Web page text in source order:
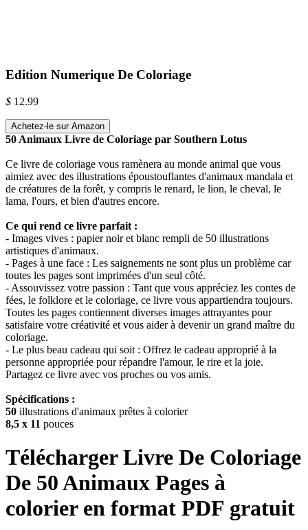
Edition Numerique De Coloriage
$ 12.99
Achetez-le sur Amazon
50 Animaux Livre de Coloriage par Southern Lotus
Ce livre de coloriage vous ramènera au monde animal que vous
aimiez avec des illustrations époustouflantes d'animaux mandala et
de créatures de la forêt, y compris le renard, le lion, le cheval, le
lama, l'ours, et bien d'autres encore.
Ce qui rend ce livre parfait :
- Images vives : papier noir et blanc rempli de 50 illustrations
artistiques d'animaux.
- Pages à une face : Les saignements ne sont plus un problème car
toutes les pages sont imprimées d'un seul côté.
- Assouvissez votre passion : Tant que vous appréciez les contes de
fées, le folklore et le coloriage, ce livre vous appartiendra toujours.
Toutes les pages contiennent diverses images attrayantes pour
satisfaire votre créativité et vous aider à devenir un grand maître du
coloriage.
- Le plus beau cadeau qui soit : Offrez le cadeau approprié à la
personne appropriée pour répandre l'amour, le rire et la joie.
Partagez ce livre avec vos proches ou vos amis.
Spécifications :
50 illustrations d'animaux prêtes à colorier
8,5 x 11 pouces
Télécharger Livre De Coloriage
De 50 Animaux Pages à
colorier en format PDF gratuit